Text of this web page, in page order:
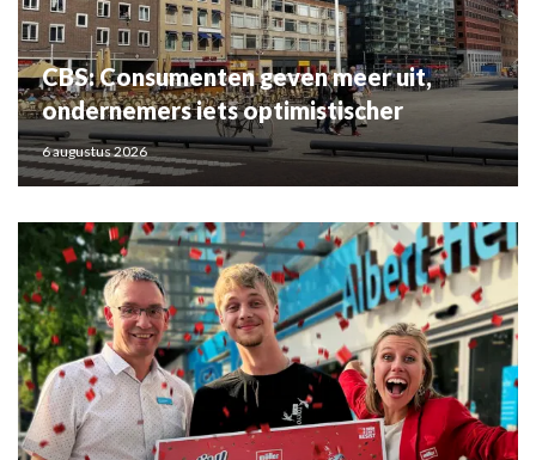
CBS: Consumenten geven meer uit,
ondernemers iets optimistischer
6 augustus 2026